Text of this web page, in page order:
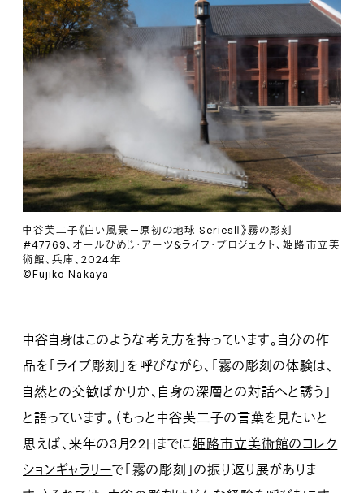
中谷芙二子《白い風景—原初の地球 SeriesⅡ》霧の彫刻
#47769、オールひめじ・アーツ&ライフ・プロジェクト、姫路市立美
術館、兵庫、2024年
©Fujiko Nakaya
中谷自身はこのような考え方を持っています。自分の作
品を「ライブ彫刻」を呼びながら、「霧の彫刻の体験は、
自然との交歓ばかりか、自身の深層との対話へと誘う」
と語っています。（もっと中谷芙二子の言葉を見たいと
思えば、来年の3月22日までに姫路市立美術館のコレク
ションギャラリーで「霧の彫刻」の振り返り展がありま